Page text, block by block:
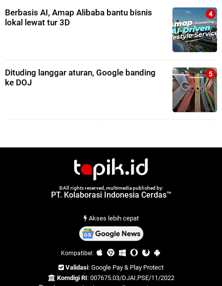
Berbasis AI, Amap Alibaba bantu bisnis
lokal lewat tur 3D
Dituding langgar aturan, Google banding
ke DOJ
©All rights reserved, multimedia published by:
PT. Kolaborasi Indonesia Cerdas™
Akses lebih cepat
Kompatibel:
Validasi: Google Pay & Play Protect
Komdigi RI: 007675.03/DJAI.PSE/11/2022